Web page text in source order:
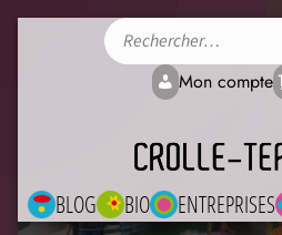
BLOG BIO ENTREPRISES
Mon compte